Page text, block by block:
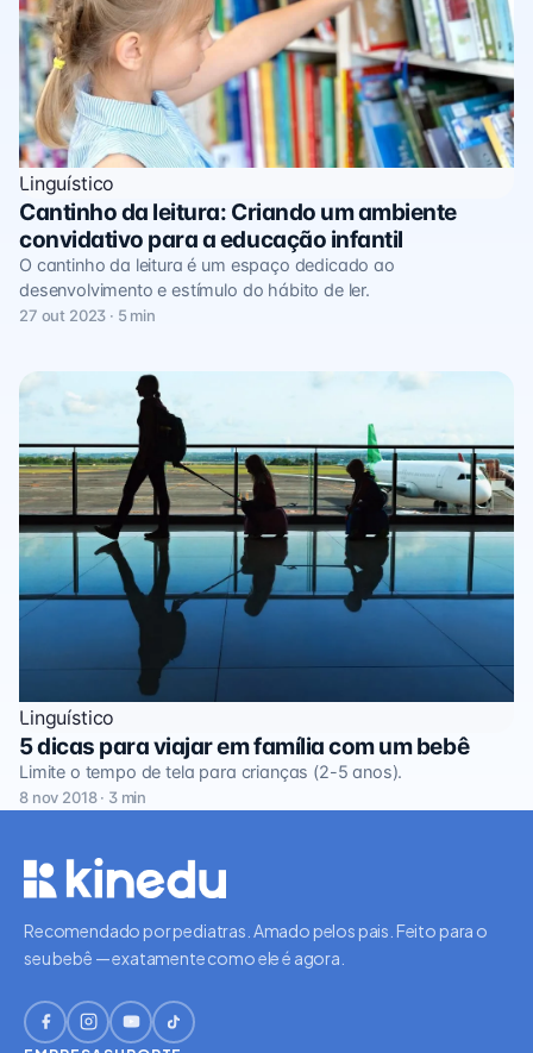
Linguístico
Cantinho da leitura: Criando um ambiente
convidativo para a educação infantil
O cantinho da leitura é um espaço dedicado ao
desenvolvimento e estímulo do hábito de ler.
27 out 2023 · 5 min
Linguístico
5 dicas para viajar em família com um bebê
Limite o tempo de tela para crianças (2-5 anos).
8 nov 2018 · 3 min
Recomendado por pediatras. Amado pelos pais. Feito para o
seu bebê — exatamente como ele é agora.